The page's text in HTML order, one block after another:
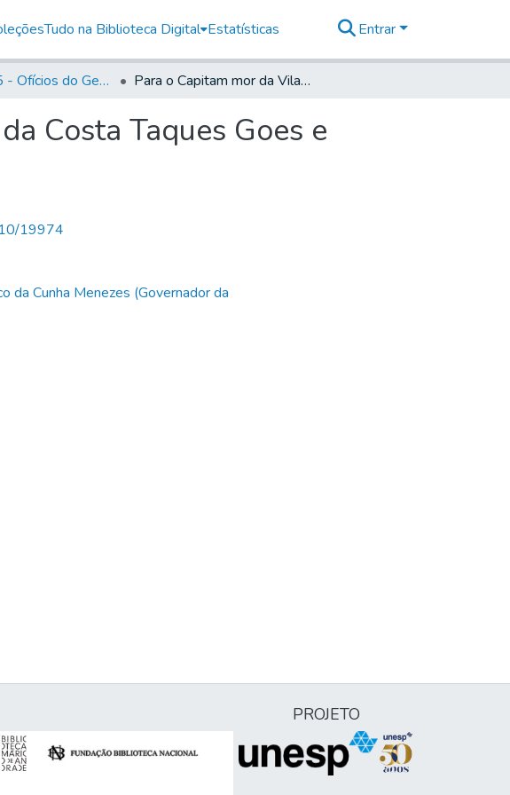
Tudo na Biblioteca Digital Estatísticas Entrar
Volume 85 - Ofícios do General Francisco da Cunha Menezes (Governador da Capitania): 1782- 1786 Para o Capitam mor da Vila de Itú, Vicente da Costa Taques Goes e Araujo- Do Secretário
Costa Taques Goes e
19974
da Cunha Menezes (Governador da
PROJETO